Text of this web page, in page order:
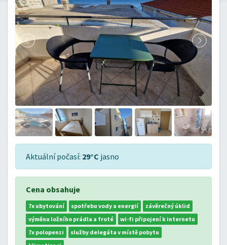
Aktuální počasí: 29°C jasno
Cena obsahuje
7x ubytování spotřebu vody a energií
závěrečný úklid
výměnu ložního prádla a froté
wi-fi připojení k internetu
7x polopenzi
služby delegáta v místě pobytu